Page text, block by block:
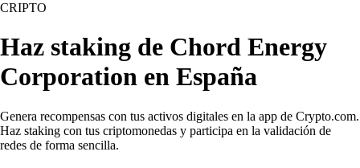
CRIPTO
Haz staking de Chord Energy
Corporation en España
Genera recompensas con tus activos digitales en la app de Crypto.com.
Haz staking con tus criptomonedas y participa en la validación de
redes de forma sencilla.